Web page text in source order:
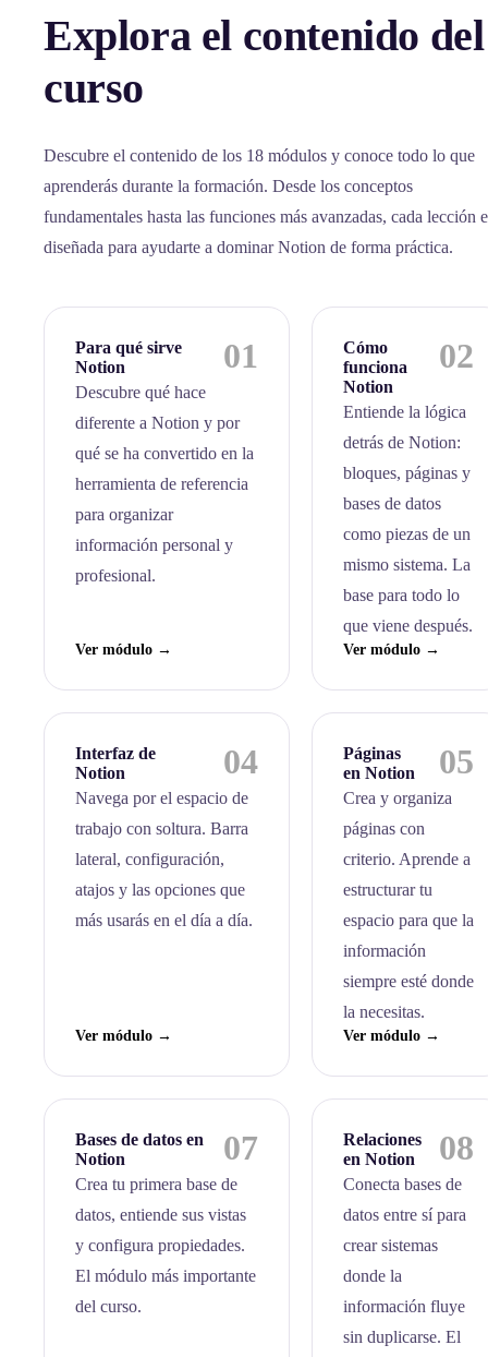
Explora el contenido del
curso
Descubre el contenido de los 18 módulos y conoce todo lo que
aprenderás durante la formación. Desde los conceptos
fundamentales hasta las funciones más avanzadas, cada lección
diseñada para ayudarte a dominar Notion de forma práctica.
Para qué sirve
Notion
01
Descubre qué hace
diferente a Notion y por
qué se ha convertido en la
herramienta de referencia
para organizar
información personal y
profesional.
Ver módulo →
Cómo
funciona
Notion
02
Entiende la lógica
detrás de Notion:
bloques, páginas y
bases de datos
como piezas de un
mismo sistema. La
base para todo lo
que viene después.
Ver módulo →
Interfaz de
Notion
04
Navega por el espacio de
trabajo con soltura. Barra
lateral, configuración,
atajos y las opciones que
más usarás en el día a día.
Ver módulo →
Páginas
en Notion
05
Crea y organiza
páginas con
criterio. Aprende a
estructurar tu
espacio para que la
información
siempre esté donde
la necesitas.
Ver módulo →
Bases de datos en
Notion
07
Crea tu primera base de
datos, entiende sus vistas
y configura propiedades.
El módulo más importante
del curso.
Relaciones
en Notion
08
Conecta bases de
datos entre sí para
crear sistemas
donde la
información fluye
sin duplicarse. El